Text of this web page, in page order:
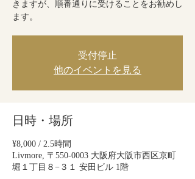
きますが、順番通りに受けることをお勧めし
ます。
受付停止
他のイベントを見る
日時・場所
¥8,000 / 2.5時間
Livmore, 〒550-0003 大阪府大阪市西区京町
堀１丁目８−３１ 安田ビル 1階